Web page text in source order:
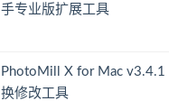
手专业版扩展工具
PhotoMill X for Mac v3.4.1
换修改工具